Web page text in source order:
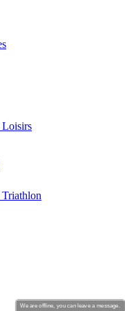
Loisirs
Triathlon
We are offline, you can leave a message.